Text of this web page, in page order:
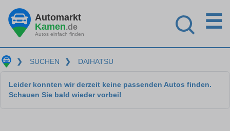
Automarkt
Kamen.de
Autos einfach finden
☰
❯ SUCHEN ❯ DAIHATSU
Leider konnten wir derzeit keine passenden Autos finden.
Schauen Sie bald wieder vorbei!